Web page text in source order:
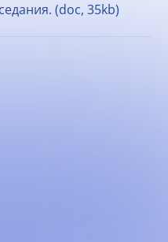
(doc, 35kb)